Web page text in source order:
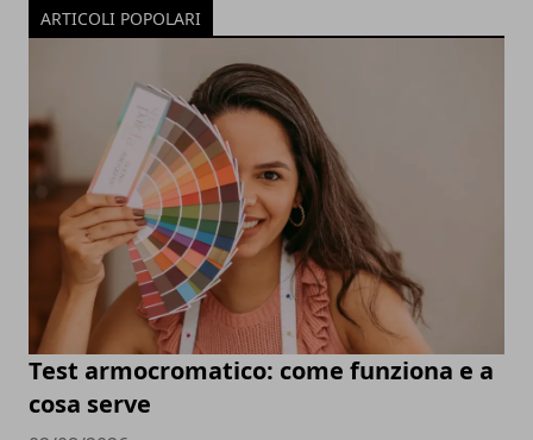
ARTICOLI POPOLARI
Test armocromatico: come funziona e a
cosa serve